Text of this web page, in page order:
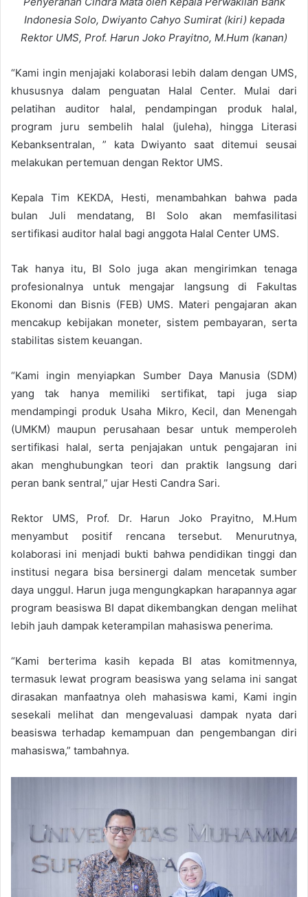
Indonesia Solo, Dwiyanto Cahyo Sumirat (kiri) kepada
Rektor UMS, Prof. Harun Joko Prayitno, M.Hum (kanan)
“Kami ingin menjajaki kolaborasi lebih dalam dengan UMS,
khususnya dalam penguatan Halal Center. Mulai dari
pelatihan auditor halal, pendampingan produk halal,
program juru sembelih halal (juleha), hingga Literasi
Kebanksentralan, ” kata Dwiyanto saat ditemui seusai
melakukan pertemuan dengan Rektor UMS.
Kepala Tim KEKDA, Hesti, menambahkan bahwa pada
bulan Juli mendatang, BI Solo akan memfasilitasi
sertifikasi auditor halal bagi anggota Halal Center UMS.
Tak hanya itu, BI Solo juga akan mengirimkan tenaga
profesionalnya untuk mengajar langsung di Fakultas
Ekonomi dan Bisnis (FEB) UMS. Materi pengajaran akan
mencakup kebijakan moneter, sistem pembayaran, serta
stabilitas sistem keuangan.
“Kami ingin menyiapkan Sumber Daya Manusia (SDM)
yang tak hanya memiliki sertifikat, tapi juga siap
mendampingi produk Usaha Mikro, Kecil, dan Menengah
(UMKM) maupun perusahaan besar untuk memperoleh
sertifikasi halal, serta penjajakan untuk pengajaran ini
akan menghubungkan teori dan praktik langsung dari
peran bank sentral,” ujar Hesti Candra Sari.
Rektor UMS, Prof. Dr. Harun Joko Prayitno, M.Hum
menyambut positif rencana tersebut. Menurutnya,
kolaborasi ini menjadi bukti bahwa pendidikan tinggi dan
institusi negara bisa bersinergi dalam mencetak sumber
daya unggul. Harun juga mengungkapkan harapannya agar
program beasiswa BI dapat dikembangkan dengan melihat
lebih jauh dampak keterampilan mahasiswa penerima.
“Kami berterima kasih kepada BI atas komitmennya,
termasuk lewat program beasiswa yang selama ini sangat
dirasakan manfaatnya oleh mahasiswa kami, Kami ingin
sesekali melihat dan mengevaluasi dampak nyata dari
beasiswa terhadap kemampuan dan pengembangan diri
mahasiswa,” tambahnya.